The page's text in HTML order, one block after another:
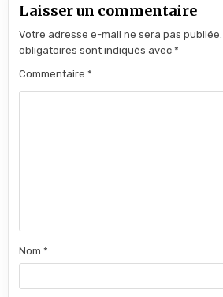
Laisser un commentaire
Votre adresse e-mail ne sera pas publiée.
obligatoires sont indiqués avec*
Commentaire*
Nom*